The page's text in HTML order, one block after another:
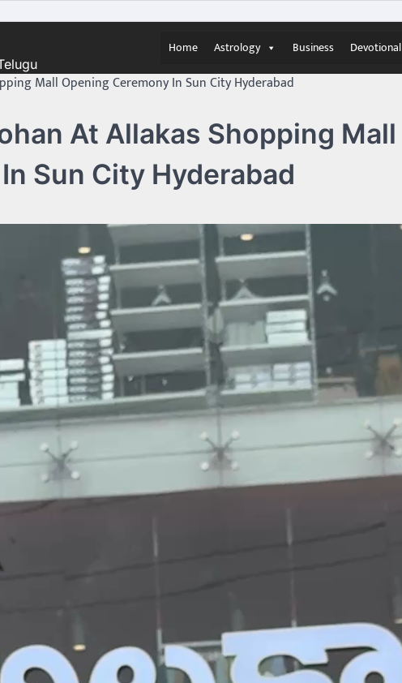
Home Astrology Business Devotional
Mall Opening Ceremony In Sun City Hyderabad
At Allakas Shopping Mall
Sun City Hyderabad